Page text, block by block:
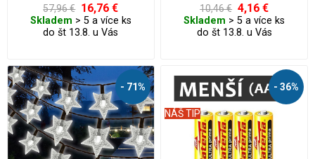
57,96 € 16,76 €
Skladem > 5 a více ks
do št 13.8. u Vás
10,46 € 4,16 €
Skladem > 5 a více ks
do št 13.8. u Vás
- 71% - 36%
NÁŠ TIP